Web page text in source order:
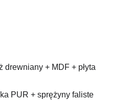
drewniany + MDF + płyta
PUR + sprężyny faliste